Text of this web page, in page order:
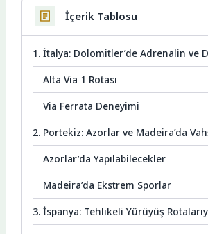
İçerik Tablosu
1. İtalya: Dolomitler’de Adrenalin ve
Alta Via 1 Rotası
Via Ferrata Deneyimi
2. Portekiz: Azorlar ve Madeira’da
Azorlar’da Yapılabilecekler
Madeira’da Ekstrem Sporlar
3. İspanya: Tehlikeli Yürüyüş